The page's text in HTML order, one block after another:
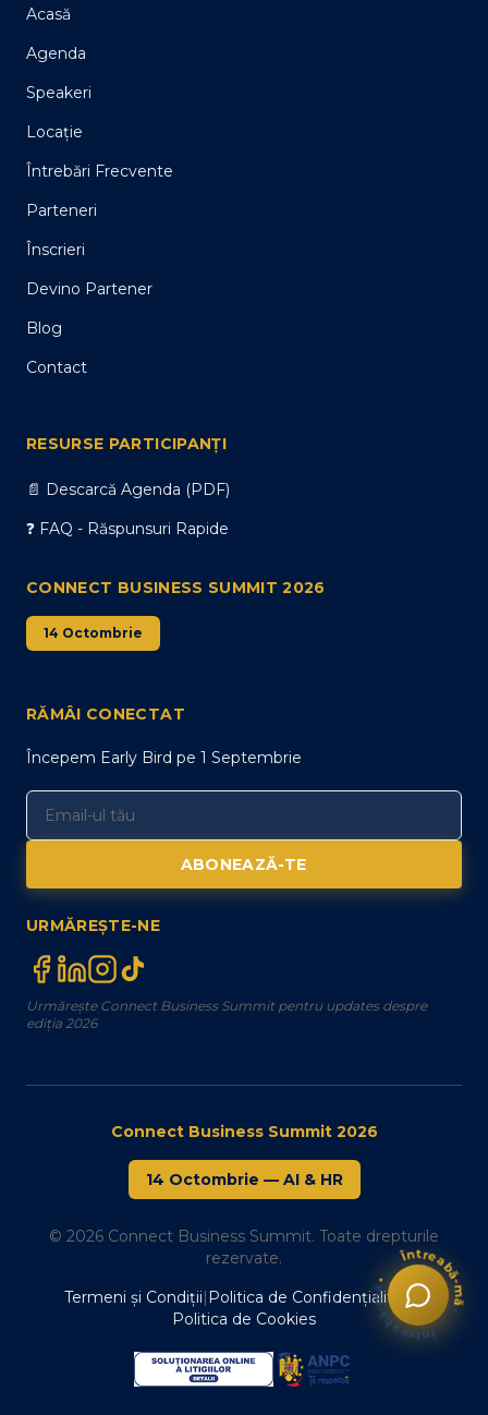
Acasă
Agenda
Speakeri
Locație
Întrebări Frecvente
Parteneri
Înscrieri
Devino Partener
Blog
Contact
RESURSE PARTICIPANȚI
📄 Descarcă Agenda (PDF)
❓ FAQ - Răspunsuri Rapide
CONNECT BUSINESS SUMMIT 2026
14 Octombrie
RĂMÂI CONECTAT
Începem Early Bird pe 1 Septembrie
ABONEAZĂ-TE
URMĂREȘTE-NE
Urmărește Connect Business Summit pentru updates despre
ediția 2026
Connect Business Summit 2026
14 Octombrie — AI & HR
© 2026 Connect Business Summit. Toate drepturile
rezervate.
Termeni și Condiții| Politica de Confidențialitate
Politica de Cookies
Întreabă-mă
•Întreabă-mă
•